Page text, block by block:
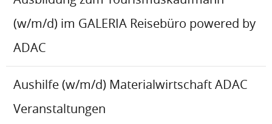
(w/m/d) im GALERIA Reisebüro powered by
ADAC
Aushilfe (w/m/d) Materialwirtschaft ADAC
Veranstaltungen